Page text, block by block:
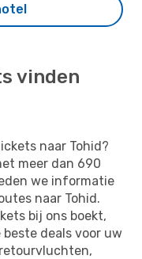
vinden
naar Tohid?
meer dan 690
we informatie
naar Tohid.
bij ons boekt,
deals voor uw